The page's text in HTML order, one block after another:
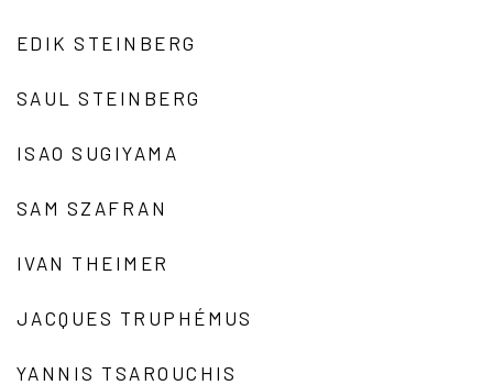
EDIK STEINBERG
SAUL STEINBERG
ISAO SUGIYAMA
SAM SZAFRAN
IVAN THEIMER
JACQUES TRUPHÉMUS
YANNIS TSAROUCHIS